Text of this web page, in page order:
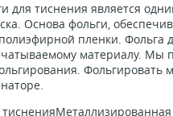
для тиснения является
Основа фольги,
пленки. Фольга
материалу. Мы
Фольгировать